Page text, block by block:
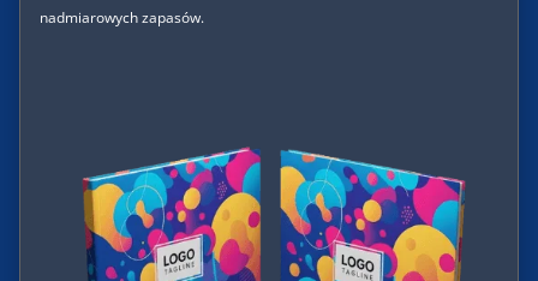
nadmiarowych zapasów.